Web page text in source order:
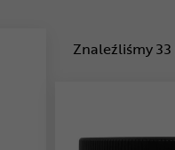
Znaleźliśmy33